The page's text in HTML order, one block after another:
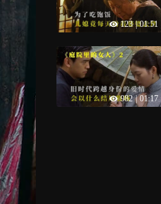
123 | 01:51
982 | 01:17